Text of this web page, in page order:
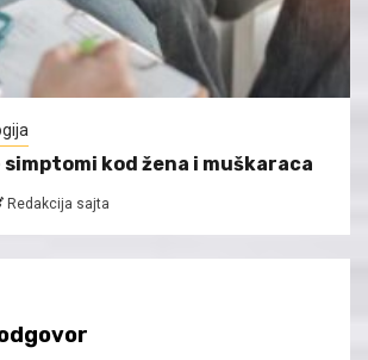
simptomi kod žena i muškaraca
Redakcija sajta